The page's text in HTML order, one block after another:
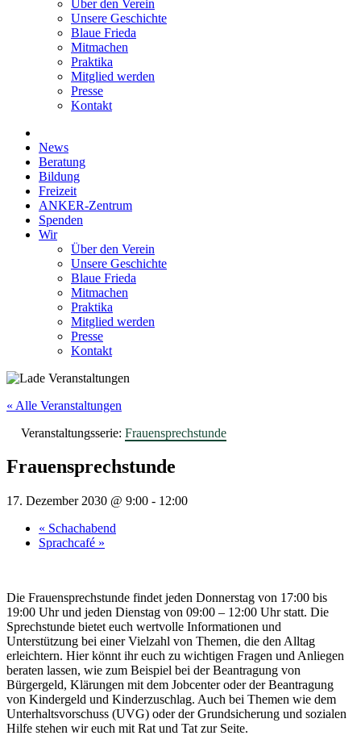
Über den Verein
Unsere Geschichte
Blaue Frieda
Mitmachen
Praktika
Mitglied werden
Presse
Kontakt
News
Beratung
Bildung
Freizeit
ANKER-Zentrum
Spenden
Wir
Über den Verein
Unsere Geschichte
Blaue Frieda
Mitmachen
Praktika
Mitglied werden
Presse
Kontakt
« Alle Veranstaltungen
Veranstaltungsserie: Frauensprechstunde
Frauensprechstunde
17. Dezember 2030 @ 9:00 - 12:00
« Schachabend
Sprachcafé »
Die Frauensprechstunde findet jeden Donnerstag von 17:00 bis
19:00 Uhr und jeden Dienstag von 09:00 – 12:00 Uhr statt. Die
Sprechstunde bietet euch wertvolle Informationen und
Unterstützung bei einer Vielzahl von Themen, die den Alltag
erleichtern. Hier könnt ihr euch zu wichtigen Fragen und Anliegen
beraten lassen, wie zum Beispiel bei der Beantragung von
Bürgergeld, Klärungen mit dem Jobcenter oder der Beantragung
von Kindergeld und Kinderzuschlag. Auch bei Themen wie dem
Unterhaltsvorschuss (UVG) oder der Grundsicherung und sozialen
Hilfe stehen wir euch mit Rat und Tat zur Seite.